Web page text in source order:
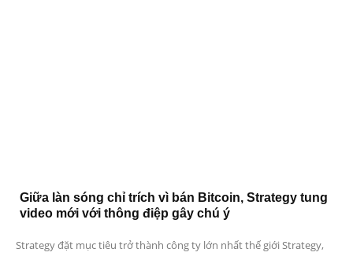
Giữa làn sóng chỉ trích vì bán Bitcoin, Strategy tung
video mới với thông điệp gây chú ý
Strategy đặt mục tiêu trở thành công ty lớn nhất thế giới Strategy,